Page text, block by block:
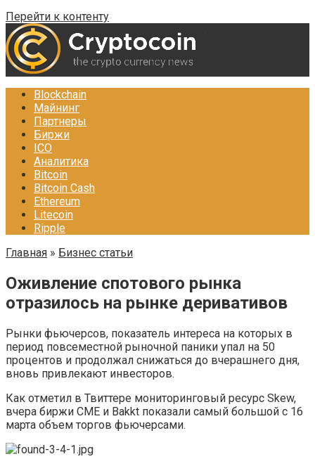
Перейти к контенту
Blockchain
Майнинг
Партнеры
Биржи
ICO
Аналитика
Bitcoin
Bitcoin Cash
Ethereum
Litecoin
Ripple
Главная » Бизнес статьи
Оживление спотового рынка
отразилось на рынке деривативов
Рынки фьючерсов, показатель интереса на которых в
период повсеместной рыночной паники упал на 50
процентов и продолжал снижаться до вчерашнего дня,
вновь привлекают инвесторов.
Как отметил в Твиттере мониторинговый ресурс Skew,
вчера биржи CME и Bakkt показали самый большой с 16
марта объем торгов фьючерсами.